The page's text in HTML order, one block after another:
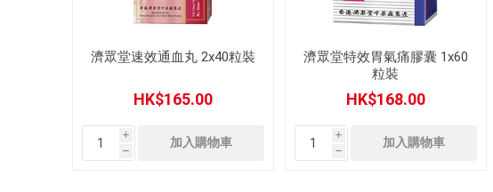
濟眾堂速效通血丸 2x40粒裝
HK$165.00
i
h
濟眾堂特效胃氣痛膠囊 1x60
粒裝
HK$168.00
i
h